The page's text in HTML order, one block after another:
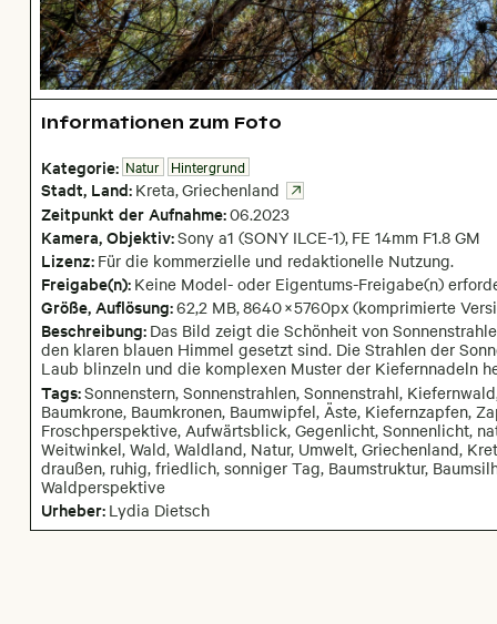
Informationen zum Foto
Kategorie: Natur Hintergrund
Stadt, Land: Kreta,Griechenland
Zeitpunkt der Aufnahme:06.2023
Kamera, Objektiv:Sony a1 (SONY ILCE-1), FE 14mm F1.8 GM
Lizenz: Für die kommerzielle und redaktionelle Nutzung.
Freigabe(n): Keine Model- oder Eigentums-Freigabe(n)
Größe, Auflösung:62,2 MB,8640×5760px (komprimierte
Beschreibung: Das Bild zeigt die Schönheit von
den klaren blauen Himmel gesetzt sind. Die Strahlen der
Laub blinzeln und die komplexen Muster der Kiefernnadeln
Tags:Sonnenstern, Sonnenstrahlen, Sonnenstrahl,
Baumkrone, Baumkronen, Baumwipfel, Äste, Kiefernzapfen,
Froschperspektive, Aufwärtsblick, Gegenlicht, Sonnenlicht,
Weitwinkel, Wald, Waldland, Natur, Umwelt, Griechenland,
draußen, ruhig, friedlich, sonniger Tag, Baumstruktur,
Waldperspektive
Urheber: Lydia Dietsch